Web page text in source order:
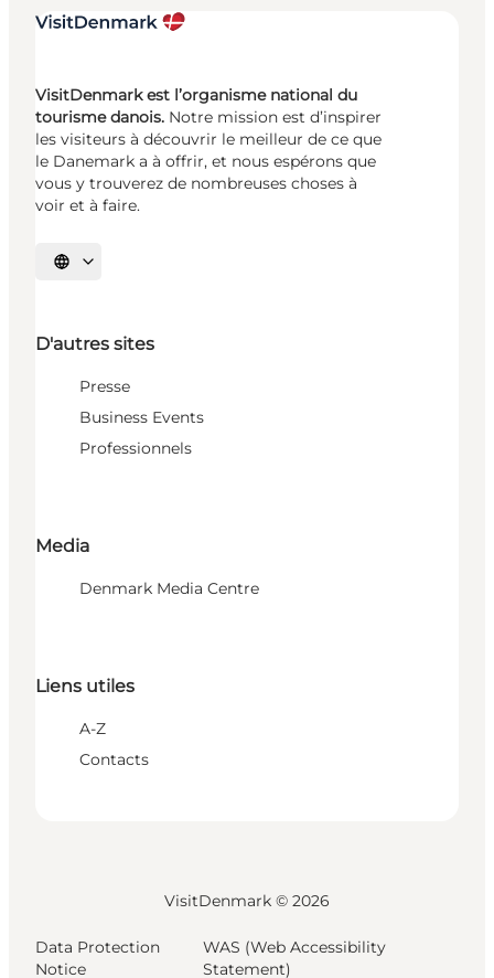
VisitDenmark est l’organisme national du
tourisme danois. Notre mission est d’inspirer
les visiteurs à découvrir le meilleur de ce que
le Danemark a à offrir, et nous espérons que
vous y trouverez de nombreuses choses à
voir et à faire.
Choisissez la langue
D'autres sites
Presse
Business Events
Professionnels
Media
Denmark Media Centre
Liens utiles
A-Z
Contacts
VisitDenmark © 2026
Data Protection
Notice
WAS (Web Accessibility
Statement)